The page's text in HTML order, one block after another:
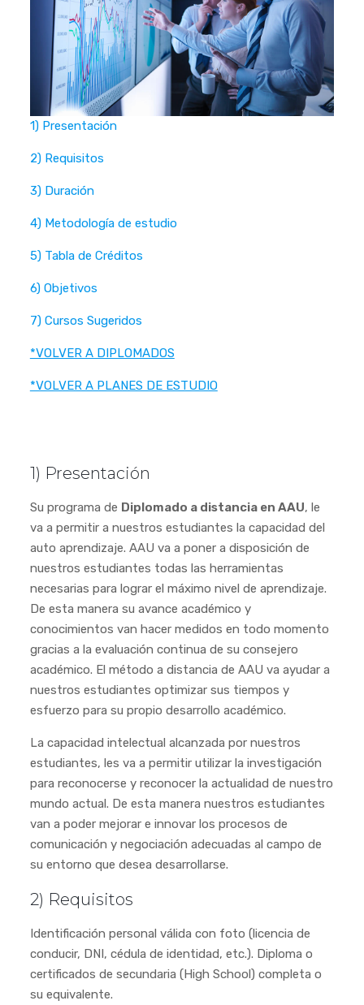
1) Presentación
2) Requisitos
3) Duración
4) Metodología de estudio
5) Tabla de Créditos
6) Objetivos
7) Cursos Sugeridos
*VOLVER A DIPLOMADOS
*VOLVER A PLANES DE ESTUDIO
1) Presentación
Su programa de Diplomado a distancia en AAU, le
va a permitir a nuestros estudiantes la capacidad del
auto aprendizaje. AAU va a poner a disposición de
nuestros estudiantes todas las herramientas
necesarias para lograr el máximo nivel de aprendizaje.
De esta manera su avance académico y
conocimientos van hacer medidos en todo momento
gracias a la evaluación continua de su consejero
académico. El método a distancia de AAU va ayudar a
nuestros estudiantes optimizar sus tiempos y
esfuerzo para su propio desarrollo académico.
La capacidad intelectual alcanzada por nuestros
estudiantes, les va a permitir utilizar la investigación
para reconocerse y reconocer la actualidad de nuestro
mundo actual. De esta manera nuestros estudiantes
van a poder mejorar e innovar los procesos de
comunicación y negociación adecuadas al campo de
su entorno que desea desarrollarse.
2) Requisitos
Identificación personal válida con foto (licencia de
conducir, DNI, cédula de identidad, etc.). Diploma o
certificados de secundaria (High School) completa o
su equivalente.